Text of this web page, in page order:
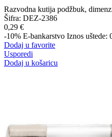
Razvodna kutija podžbuk,
Šifra: DEZ-2386
0,29 €
-10% E-bankarstvo Iznos uštede:
Dodaj u favorite
Usporedi
Dodaj u košaricu